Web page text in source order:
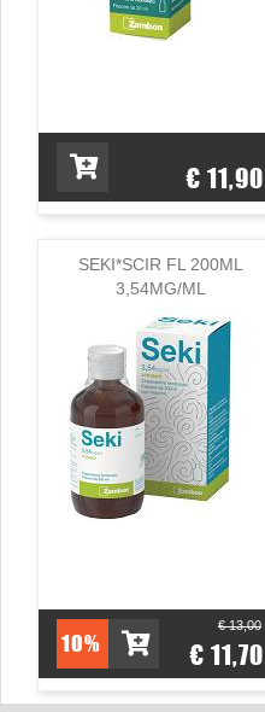
€ 11,90
SEKI*SCIR FL 200ML
3,54MG/ML
10%
€ 13,00
€ 11,70